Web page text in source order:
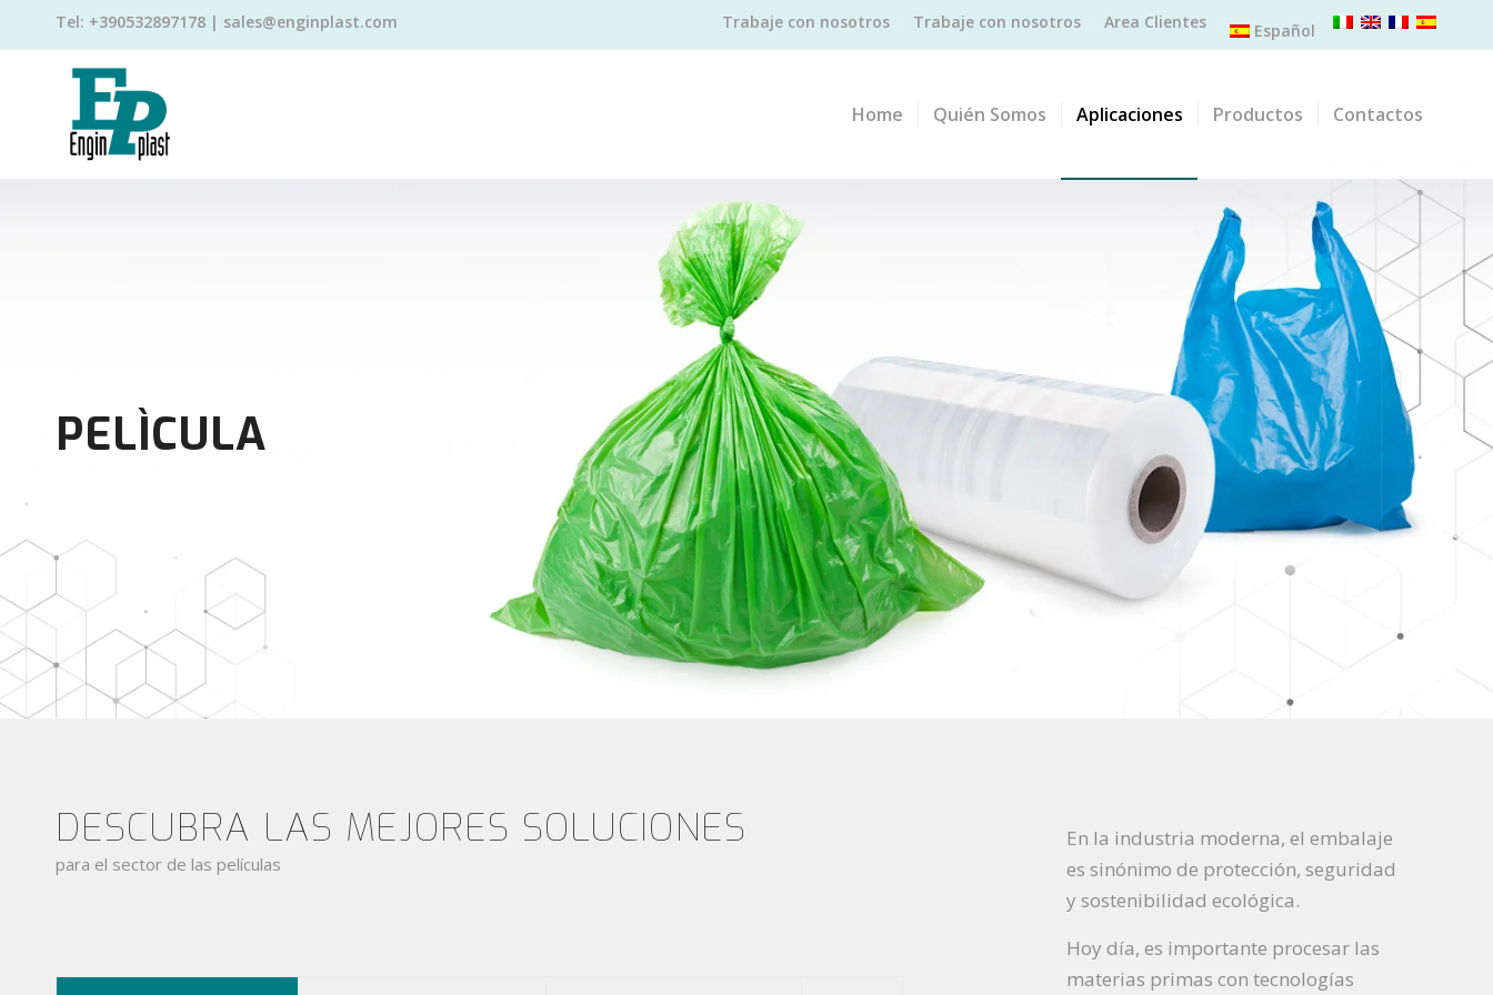
Trabaje con nosotros Trabaje con nosotros Area Clientes Español
Tel: +390532897178 | sales@enginplast.com
Home Quién Somos Aplicaciones Productos Contactos
PELÌCULA
DESCUBRA LAS MEJORES SOLUCIONES
para el sector de las películas
En la industria moderna, el embalaje
es sinónimo de protección, seguridad
y sostenibilidad ecológica.
Hoy día, es importante procesar las
materias primas con tecnologías